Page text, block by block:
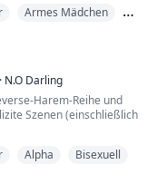
sie könne mich
meine Dunkelheit reicht.
sie für eine Nac...
Armes Mädchen
· N.O Darling
Harem-Reihe und
Szenen (einschließlich
dem Jungen, der meine
Alpha Bisexuell